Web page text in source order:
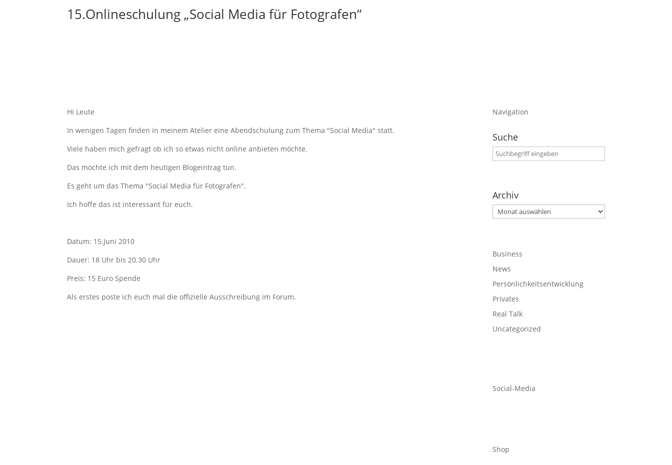
15.Onlineschulung „Social Media für Fotografen“
Hi Leute
In wenigen Tagen finden in meinem Atelier eine Abendschulung zum Thema "Social Media" statt.
Viele haben mich gefragt ob ich so etwas nicht online anbieten möchte.
Das möchte ich mit dem heutigen Blogeintrag tun.
Es geht um das Thema "Social Media für Fotografen".
Ich hoffe das ist interessant für euch.
Datum: 15.Juni 2010
Dauer: 18 Uhr bis 20.30 Uhr
Preis: 15 Euro Spende
Als erstes poste ich euch mal die offizielle Ausschreibung im Forum.
Navigation
Suche
Archiv
Archiv
Business
News
Persönlichkeitsentwicklung
Privates
Real Talk
Uncategorized
Social-Media
Shop